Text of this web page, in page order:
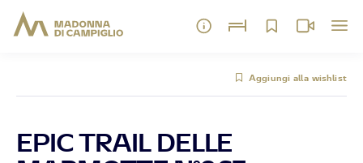
Aggiungi alla wishlist
EPIC TRAIL DELLE